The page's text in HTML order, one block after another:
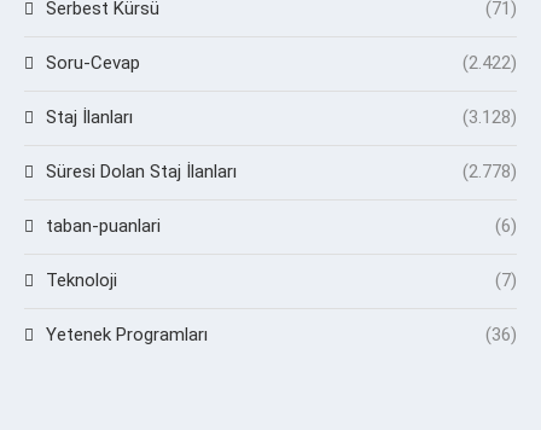
Serbest Kürsü (71)
Soru-Cevap (2.422)
Staj İlanları (3.128)
Süresi Dolan Staj İlanları (2.778)
taban-puanlari (6)
Teknoloji (7)
Yetenek Programları (36)